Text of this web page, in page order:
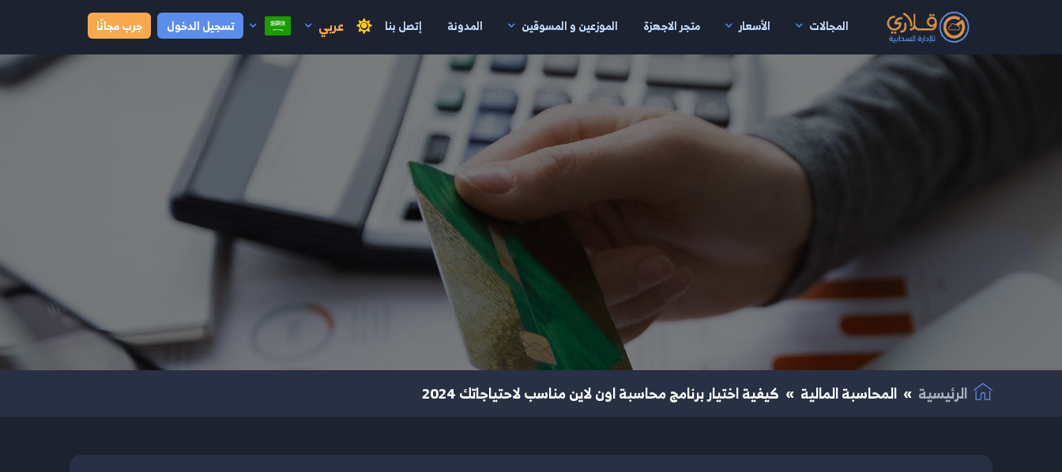
المجالات الأسعار متجر الاجهزة الموزعين و المسوقين المدونة إتصل بنا عربي تسجيل الدخول جرب مجانًا
انتقال إلى المحتوى الرئيسي
الرئيسية المحاسبة المالية كيفية اختيار برنامج محاسبة اون لاين مناسب لاحتياجاتك 2024